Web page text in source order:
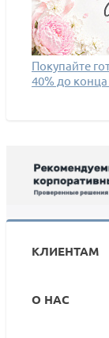
Покупайте
40% до
КЛИЕНТАМ
О НАС